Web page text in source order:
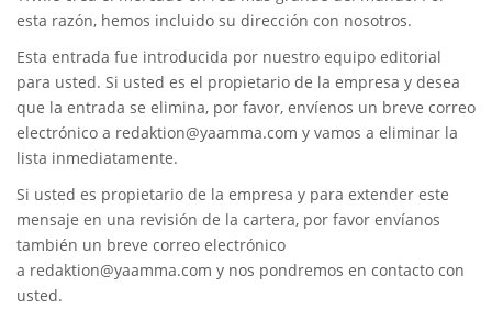
esta razón, hemos incluido su dirección con nosotros.
Esta entrada fue introducida por nuestro equipo editorial
para usted. Si usted es el propietario de la empresa y desea
que la entrada se elimina, por favor, envíenos un breve correo
electrónico a redaktion@yaamma.com y vamos a eliminar la
lista inmediatamente.
Si usted es propietario de la empresa y para extender este
mensaje en una revisión de la cartera, por favor envíanos
también un breve correo electrónico
a redaktion@yaamma.com y nos pondremos en contacto con
usted.